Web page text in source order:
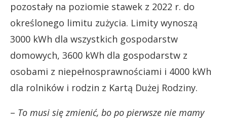
pozostały na poziomie stawek z 2022 r. do
określonego limitu zużycia. Limity wynoszą
3000 kWh dla wszystkich gospodarstw
domowych, 3600 kWh dla gospodarstw z
osobami z niepełnosprawnościami i 4000 kWh
dla rolników i rodzin z Kartą Dużej Rodziny.
– To musi się zmienić, bo po pierwsze nie mamy